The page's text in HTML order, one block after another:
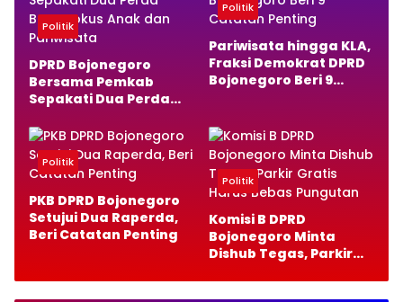
Politik
DPRD Bojonegoro
Bersama Pemkab
Sepakati Dua Perda
Pariwisata
Politik
Pariwisata hingga KLA,
Fraksi Demokrat DPRD
Bojonegoro Beri 9
Politik
PKB DPRD Bojonegoro
Setujui Dua Raperda,
Beri Catatan Penting
Politik
Komisi B DPRD
Bojonegoro Minta
Dishub Tegas, Parkir
Pungutan